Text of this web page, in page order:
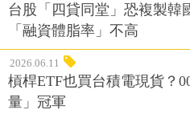
台股「四貸同堂」恐複製韓
「融資體脂率」不高
2026.06.11
槓桿ETF也買台積電現貨？
量」冠軍